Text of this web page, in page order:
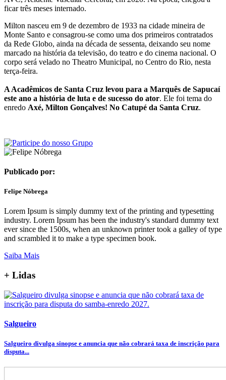
ficar três meses internado.
Milton nasceu em 9 de dezembro de 1933 na cidade mineira de
Monte Santo e consagrou-se como uma dos primeiros contratados
da Rede Globo, ainda na década de sessenta, deixando seu nome
marcado na história da televisão, do teatro e do cinema nacional. O
corpo será velado no Theatro Municipal, no Centro do Rio, nesta
terça-feira.
A Acadêmicos de Santa Cruz levou para a Marquês de Sapucaí
este ano a história de luta e de sucesso do ator. Ele foi tema do
enredo Axé, Milton Gonçalves! No Catupé da Santa Cruz.
Publicado por:
Felipe Nóbrega
Lorem Ipsum is simply dummy text of the printing and typesetting
industry. Lorem Ipsum has been the industry's standard dummy text
ever since the 1500s, when an unknown printer took a galley of type
and scrambled it to make a type specimen book.
Saiba Mais
+ Lidas
Salgueiro
Salgueiro divulga sinopse e anuncia que não cobrará taxa de inscrição para
disputa...